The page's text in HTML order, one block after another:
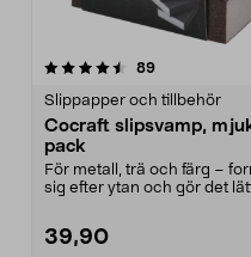
89recensioner
Slippapper och tillbehör
Cocraft slipsvamp,
pack
För metall, trä och färg –
sig efter ytan och gör det
39,90
4.5 av 5 stjärnor